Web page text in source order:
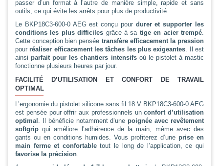
passer d’un format à l’autre de manière simple, rapide et sans
outils, ce qui évite les arrêts pour plus de productivité.
Le BKP18C3-600-0 AEG est conçu pourdurer et supporter les
conditions les plus difficiles grâce à satige en acier trempé.
Cette conception bien pensée transfère efficacement la pression
pourréaliser efficacement les tâches les plus exigeantes. Il est
ainsiparfait pour les chantiers intensifsoù le pistolet à mastic
fonctionne plusieurs heures par jour.
FACILITÉ D’UTILISATION ET CONFORT DE TRAVAIL
OPTIMAL
L’ergonomie du pistolet silicone sans fil 18 V BKP18C3-600-0 AEG
est pensée pour offrir aux professionnels unconfort d’utilisation
optimal . Il bénéficie notamment d’unepoignée avec revêtement
softgrip qui améliore l’adhérence de la main, même avec des
gants ou en conditions humides. Vous profiterez d’une prise en
main ferme et confortabletout le long de l’application, ce qui
favorise la précision.